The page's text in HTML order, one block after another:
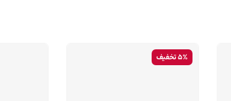
5% تخفیف